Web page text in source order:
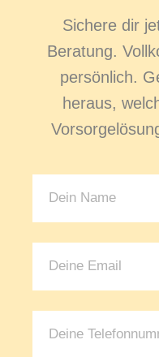
Sichere dir
Beratung.
persönlich.
heraus,